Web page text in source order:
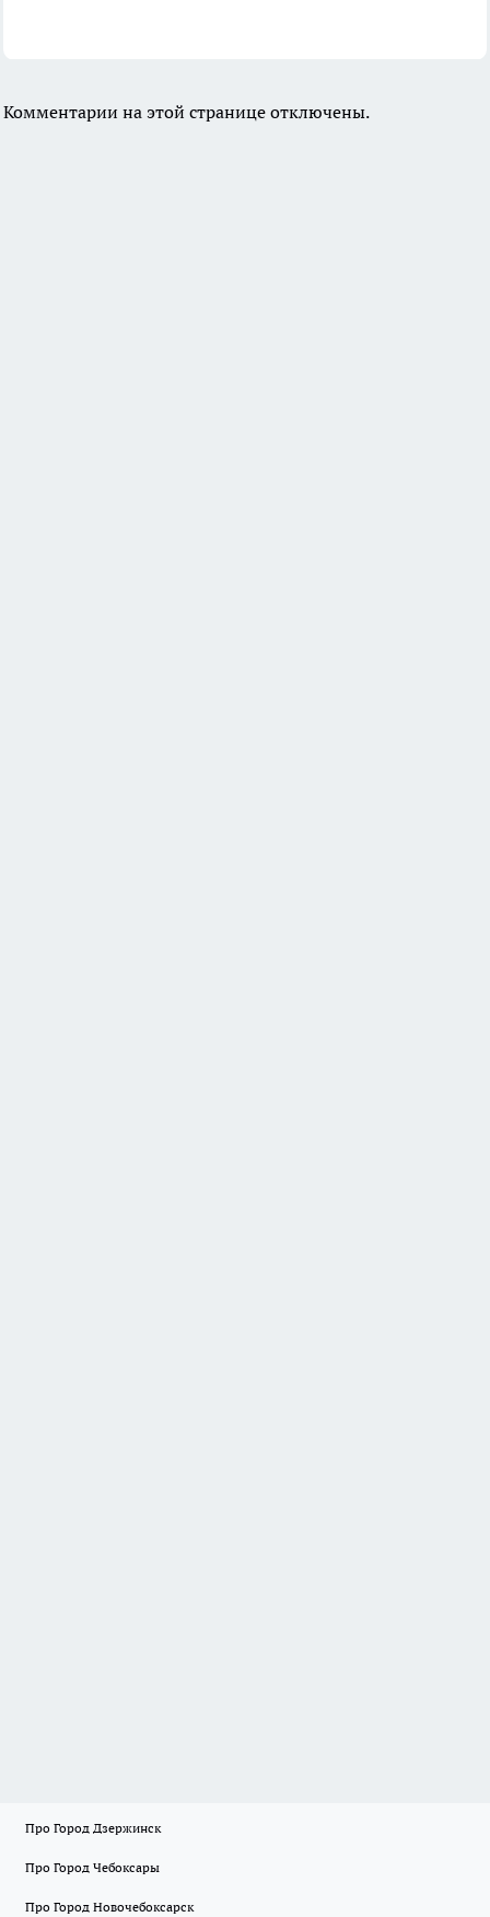
Комментарии на этой странице отключены.
Про Город Дзержинск
Про Город Чебоксары
Про Город Новочебоксарск